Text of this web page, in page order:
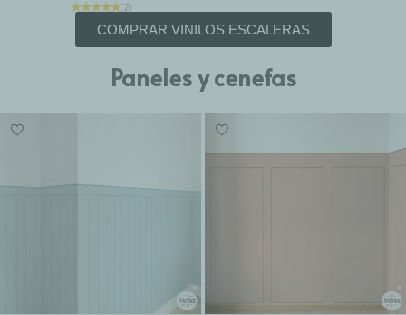
(2)
COMPRAR VINILOS ESCALERAS
Paneles y cenefas